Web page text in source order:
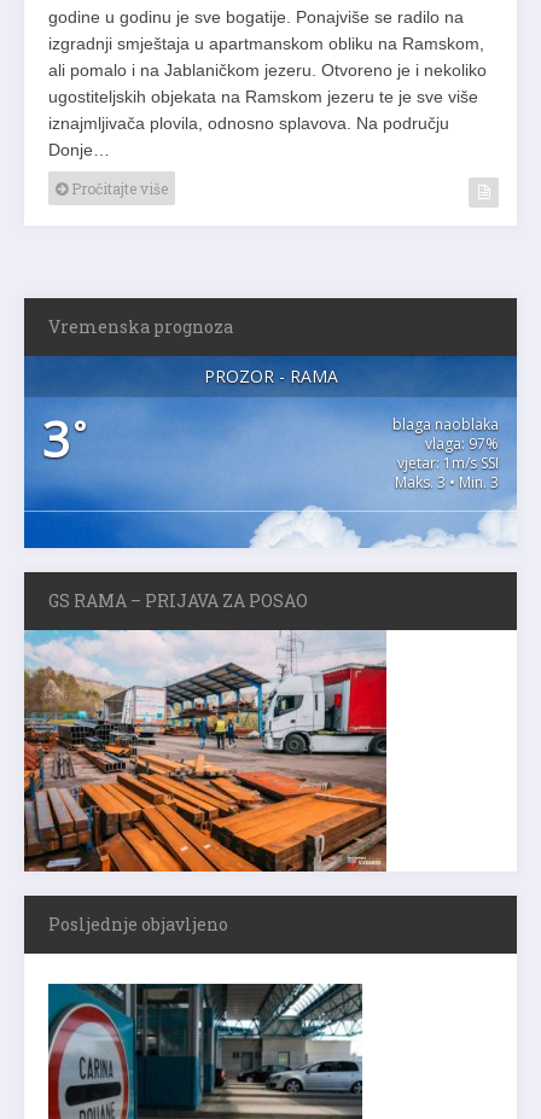
godine u godinu je sve bogatije. Ponajviše se radilo na
izgradnji smještaja u apartmanskom obliku na Ramskom,
ali pomalo i na Jablaničkom jezeru. Otvoreno je i nekoliko
ugostiteljskih objekata na Ramskom jezeru te je sve više
iznajmljivača plovila, odnosno splavova. Na području
Donje…
Pročitajte više
Vremenska prognoza
PROZOR - RAMA
3°
blaga naoblaka
vlaga: 97%
vjetar: 1m/s SSI
Maks. 3 • Min. 3
GS RAMA – PRIJAVA ZA POSAO
Posljednje objavljeno